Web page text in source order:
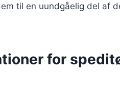
til en uundgåelig del af
for